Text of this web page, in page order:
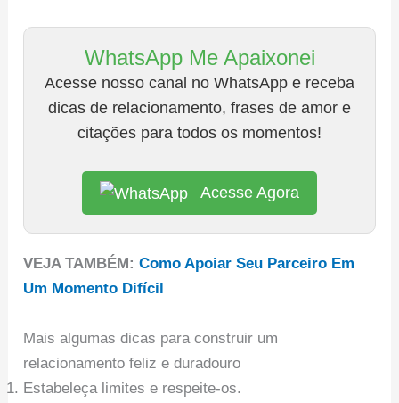
WhatsApp Me Apaixonei
Acesse nosso canal no WhatsApp e receba
dicas de relacionamento, frases de amor e
citações para todos os momentos!
Acesse Agora
VEJA TAMBÉM:Como Apoiar Seu Parceiro Em
Um Momento Difícil
Mais algumas dicas para construir um
relacionamento feliz e duradouro
Estabeleça limites e respeite-os.